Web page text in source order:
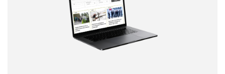
Correo electrónico
Tipo de comentario